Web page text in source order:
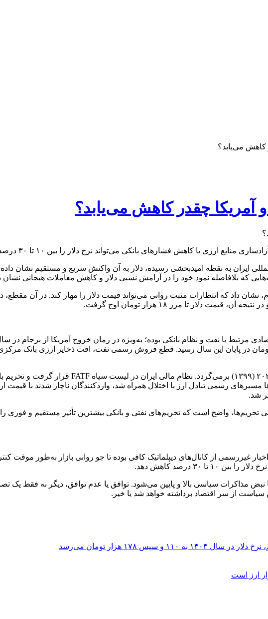
کاهش می‌یابد؟
آمریکا چقدر کاهش می‌یابد؟
ارزی یا کاهش فشارهای بانکی می‌تواند نرخ دلار را بین ۱۰ تا ۳۰ درصد کاهش دهد.
ایران به نقطه امیدبخشی رسیده، دلار به آن واکنش سریع و مستقیم نشان
که بلافاصله نمود خود را در آرامش نسبی دلار و کاهش معاملات هیجانی
تومان در ابتدای سال ۱۳۹۷ به بیش از ۱۸ هزار تومان در پایان این سال رسید. قطع فروش رسمی نفت،
در پی این تحریم‌ها مسیرهای رسمی تبادل ارز با اختلال همراه شد، واردکنندگان ناچار شدند با
شد.
تحریم‌ها، واضح است که تحریم‌های نفتی و بانکی بیشترین تأثیر مستقیم و فوری
نشده، اما اخبار غیررسمی از کانال‌های دیپلماتیک کافی بوده تا جو روانی بازار به‌طور
۳۰ درصد کاهش دهد.
نبض مذاکرات سیاسی بالا و پایین می‌شود. توافق یا عدم توافق، دیگر نه ‌فقط
سیاست از سر اقتصاد برداشته خواهد شد یا خیر.
۱۷۸ هزار تومان می‌رسد
ارز است